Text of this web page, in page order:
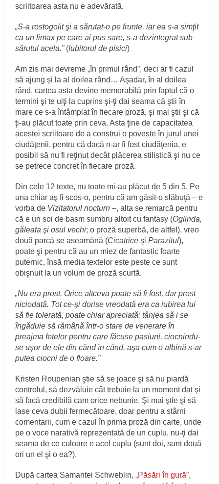
scriitoarea asta nu e adevărată.
„S-a rostogolit şi a sărutat-o pe frunte, iar ea s-a simţit
ca un limax pe care ai pus sare, s-a dezintegrat sub
sărutul acela.”(Iubitorul de pisici)
Am zis mai devreme „în primul rând”, deci ar fi cazul
să ajung şi la al doilea rând… Aşadar, în al doilea
rând, cartea asta devine memorabilă prin faptul că o
termini şi te uiţi la cuprins şi-ţi dai seama că ştii în
mare ce s-a întâmplat în fiecare proză, şi mai ştii şi că
ţi-au plăcut toate prin ceva. Asta ţine de capacitatea
acestei scriitoare de a construi o poveste în jurul unei
ciudăţenii, pentru că dacă n-ar fi fost ciudăţenia, e
posibil să nu fi reţinut decât plăcerea stilistică şi nu ce
se petrece concret în fiecare proză.
Din cele 12 texte, nu toate mi-au plăcut de 5 din 5. Pe
una chiar aş fi scos-o, pentru că am găsit-o slăbuţă – e
vorba de Vizitatorul nocturn–, alta se remarcă pentru
că e un soi de basm sumbru altoit cu fantasy (Oglinda,
găleata şi osul vechi; o proză superbă, de altfel), vreo
două parcă se aseamănă (Cicatrice şiParazitul),
poate şi pentru că au un miez de fantastic foarte
puternic, însă media textelor este peste ce sunt
obişnuit la un volum de proză scurtă.
„Nu era prost. Orice altceva poate să fi fost, dar prost
niciodată. Tot ce-şi dorise vreodată era ca iubirea lui
să fie tolerată, poate chiar apreciată: tânjea să i se
îngăduie să rămână într-o stare de venerare în
preajma fetelor pentru care făcuse pasiuni, ciocnindu-
se uşor de ele din când în când, aşa cum o albină s-ar
putea ciocni de o floare.”
Kristen Roupenian ştie să se joace şi să nu piardă
controlul, să dezvăluie cât trebuie la un moment dat şi
să facă credibilă cam orice nebunie. Şi mai ştie şi să
lase ceva dubii fermecătoare, doar pentru a stârni
comentarii, cum e cazul în prima proză din carte, unde
pe o voce narativă reprezentată de un cuplu, nu-ţi dai
seama de ce culoare e acel cuplu (sunt doi, sunt două
ori un el şi o ea?).
După cartea Samantei Schweblin,„Păsări în gură”,